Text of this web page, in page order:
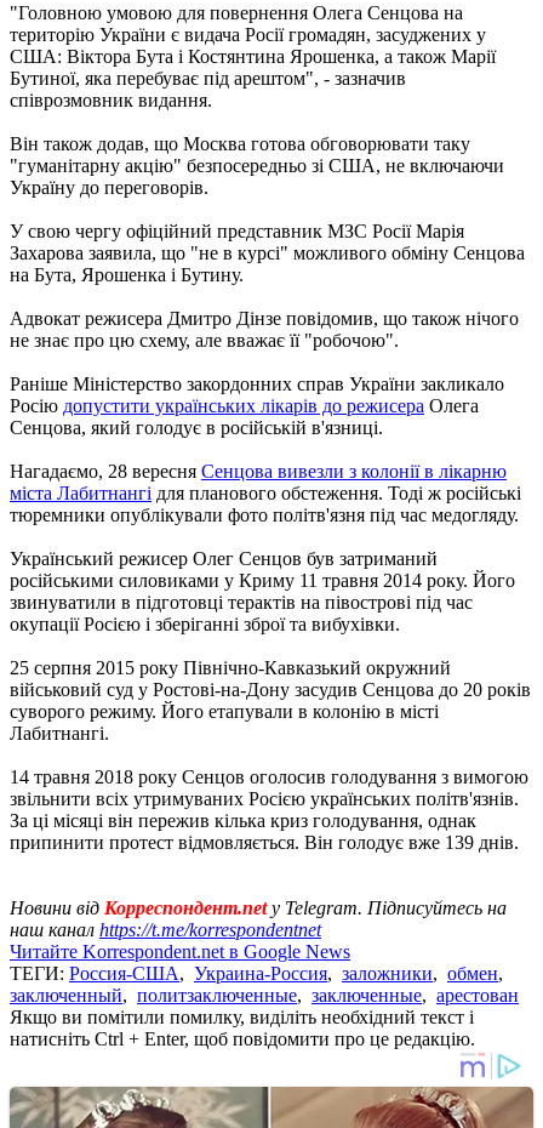
"Головною умовою для повернення Олега Сенцова на
територію України є видача Росії громадян, засуджених у
США: Віктора Бута і Костянтина Ярошенка, а також Марії
Бутиної, яка перебуває під арештом", - зазначив
співрозмовник видання.
Він також додав, що Москва готова обговорювати таку
"гуманітарну акцію" безпосередньо зі США, не включаючи
Україну до переговорів.
У свою чергу офіційний представник МЗС Росії Марія
Захарова заявила, що "не в курсі" можливого обміну Сенцова
на Бута, Ярошенка і Бутину.
Адвокат режисера Дмитро Дінзе повідомив, що також нічого
не знає про цю схему, але вважає її "робочою".
Раніше Міністерство закордонних справ України закликало
Росію допустити українських лікарів до режисера Олега
Сенцова, який голодує в російській в'язниці.
Нагадаємо, 28 вересня Сенцова вивезли з колонії в лікарню
міста Лабитнангі для планового обстеження. Тоді ж російські
тюремники опублікували фото політв'язня під час медогляду.
Український режисер Олег Сенцов був затриманий
російськими силовиками у Криму 11 травня 2014 року. Його
звинуватили в підготовці терактів на півострові під час
окупації Росією і зберіганні зброї та вибухівки.
25 серпня 2015 року Північно-Кавказький окружний
військовий суд у Ростові-на-Дону засудив Сенцова до 20 років
суворого режиму. Його етапували в колонію в місті
Лабитнангі.
14 травня 2018 року Сенцов оголосив голодування з вимогою
звільнити всіх утримуваних Росією українських політв'язнів.
За ці місяці він пережив кілька криз голодування, однак
припинити протест відмовляється. Він голодує вже 139 днів.
Новини від Корреспондент.netу Telegram. Підписуйтесь на
наш канал https://t.me/korrespondentnet
Читайте Korrespondent.net в Google News
ТЕГИ: Россия-США, Украина-Россия, заложники, обмен,
заключенный, политзаключенные, заключенные, арестован
Якщо ви помітили помилку, виділіть необхідний текст і
натисніть Ctrl + Enter, щоб повідомити про це редакцію.